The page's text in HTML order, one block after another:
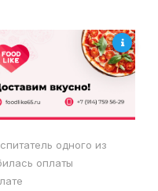
одного из
оплаты